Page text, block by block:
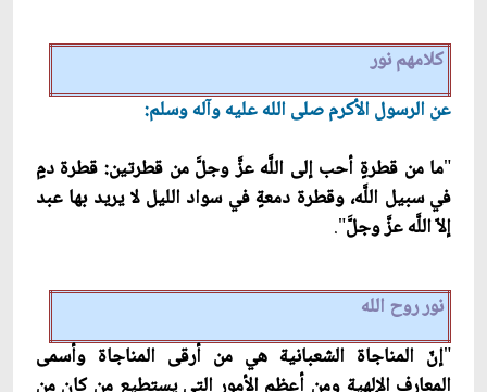
كلامهم نور
عن الرسول الأكرم صلى الله عليه وآله وسلم:
"ما من قطرةٍ أحب إلى اللَّه عزَّ وجلّ‏َ من قطرتين: قطرة دمٍ
في سبيل اللَّه، وقطرة دمعةٍ في سواد الليل لا يريد بها عبد
إلاّ اللَّه عزَّ وجلّ‏َ".
نور روح الله‏
"إنّ المناجاة الشعبانية هي من أرقى المناجاة وأسمى